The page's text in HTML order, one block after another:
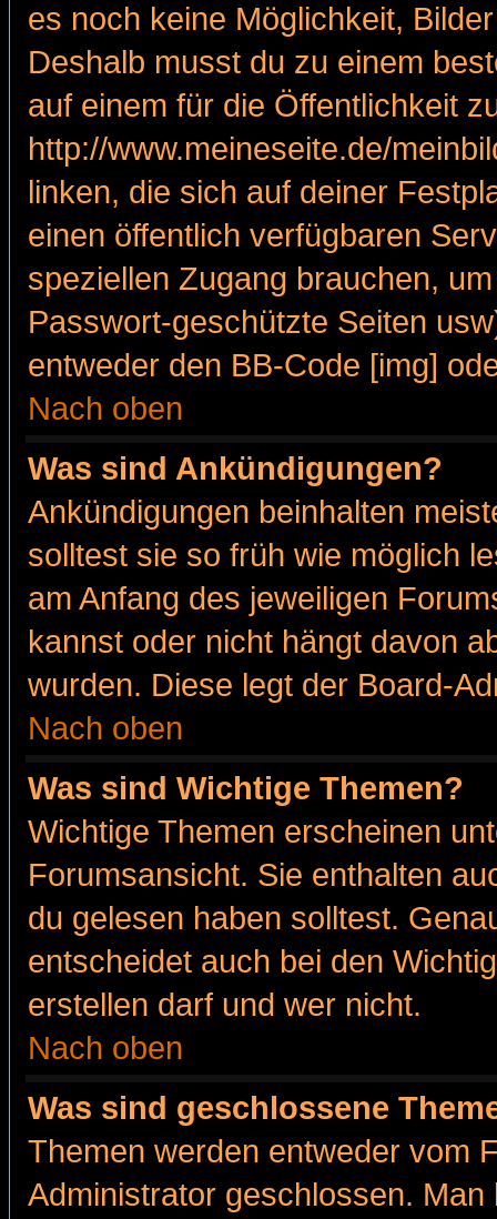
es noch keine Möglichkeit,
Deshalb musst du zu einem
auf einem für die Öffentlichkeit
http://www.meineseite.de/
linken, die sich auf deiner
einen öffentlich verfügbaren
speziellen Zugang brauchen,
Passwort-geschützte Seiten
entweder den BB-Code [img]
Nach oben
Was sind Ankündigungen?
Ankündigungen beinhalten
solltest sie so früh wie möglich
am Anfang des jeweiligen
kannst oder nicht hängt davon
wurden. Diese legt der Board-
Nach oben
Was sind Wichtige Themen?
Wichtige Themen erscheinen
Forumsansicht. Sie enthalten
du gelesen haben solltest.
entscheidet auch bei den
erstellen darf und wer nicht.
Nach oben
Was sind geschlossene
Themen werden entweder vom
Administrator geschlossen.